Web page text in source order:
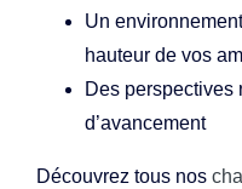
Un
hauteur de vos
Des perspectives
d’avancement
Découvrez tous nos